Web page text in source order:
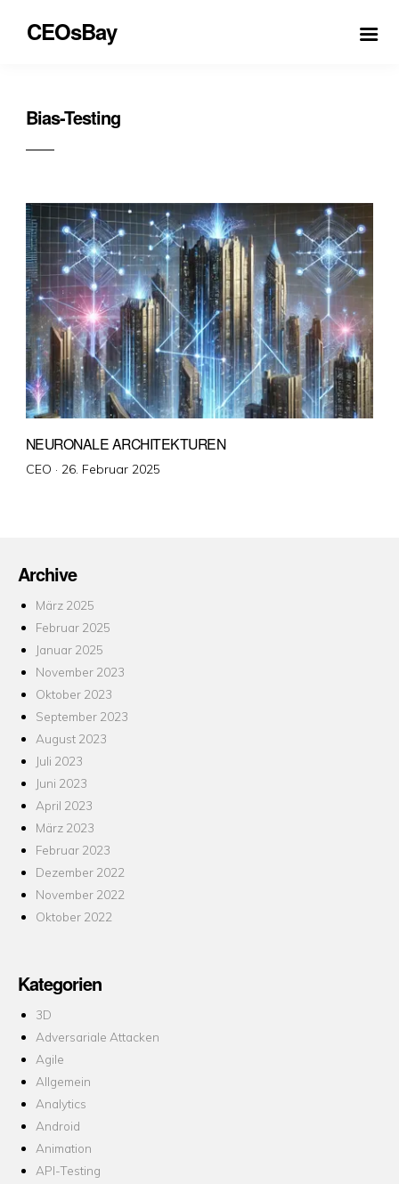
CEOsBay
Bias-Testing
NEURONALE ARCHITEKTUREN
CEO · Veröffentlicht
26. Februar 2025
Archive
März 2025
Februar 2025
Januar 2025
November 2023
Oktober 2023
September 2023
August 2023
Juli 2023
Juni 2023
April 2023
März 2023
Februar 2023
Dezember 2022
November 2022
Oktober 2022
Kategorien
3D
Adversariale Attacken
Agile
Allgemein
Analytics
Android
Animation
API-Testing